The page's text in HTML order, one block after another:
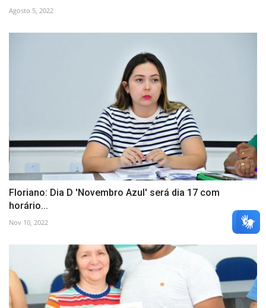
Agosto 5, 2022
Floriano: Dia D 'Novembro Azul' será dia 17 com
horário...
Nov 10, 2022